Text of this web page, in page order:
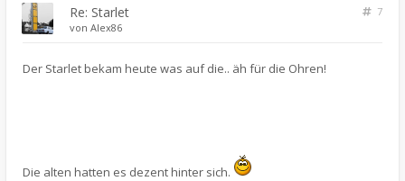
Re: Starlet
7
von Alex86
Der Starlet bekam heute was auf die.. äh für die Ohren!
Die alten hatten es dezent hinter sich.